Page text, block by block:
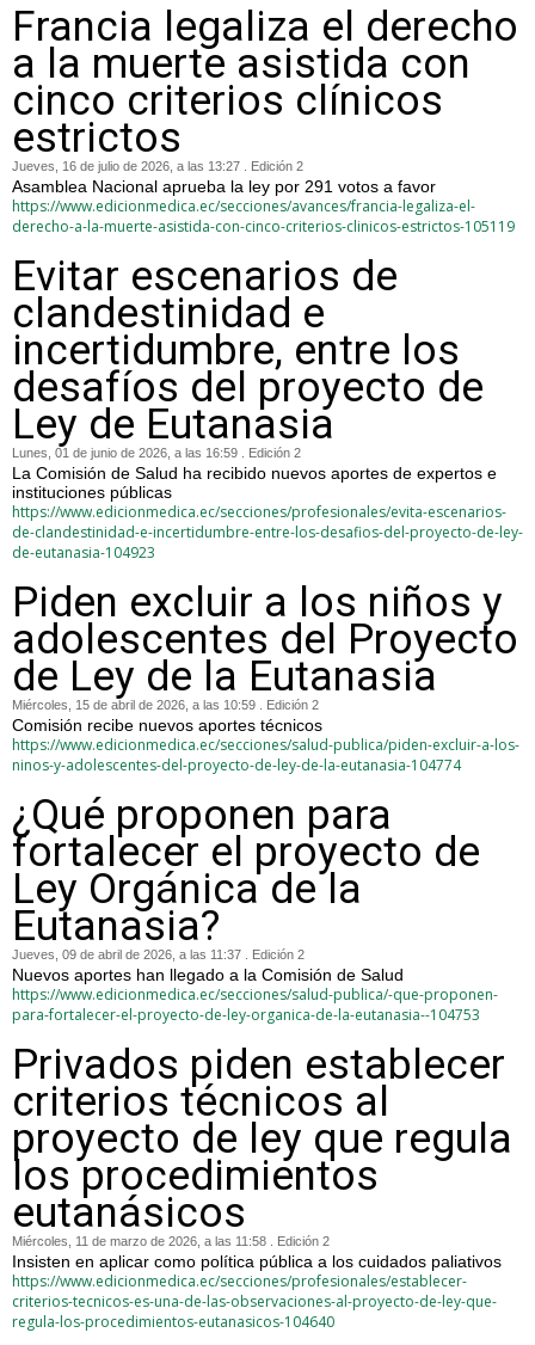
Francia legaliza el derecho
a la muerte asistida con
cinco criterios clínicos
estrictos
Jueves, 16 de julio de 2026, a las 13:27 . Edición 2
Asamblea Nacional aprueba la ley por 291 votos a favor
https://www.edicionmedica.ec/secciones/avances/francia-legaliza-el-
derecho-a-la-muerte-asistida-con-cinco-criterios-clinicos-estrictos-105119
Evitar escenarios de
clandestinidad e
incertidumbre, entre los
desafíos del proyecto de
Ley de Eutanasia
Lunes, 01 de junio de 2026, a las 16:59 . Edición 2
La Comisión de Salud ha recibido nuevos aportes de expertos e
instituciones públicas
https://www.edicionmedica.ec/secciones/profesionales/evita-escenarios-
de-clandestinidad-e-incertidumbre-entre-los-desafios-del-proyecto-de-ley-
de-eutanasia-104923
Piden excluir a los niños y
adolescentes del Proyecto
de Ley de la Eutanasia
Miércoles, 15 de abril de 2026, a las 10:59 . Edición 2
Comisión recibe nuevos aportes técnicos
https://www.edicionmedica.ec/secciones/salud-publica/piden-excluir-a-los-
ninos-y-adolescentes-del-proyecto-de-ley-de-la-eutanasia-104774
¿Qué proponen para
fortalecer el proyecto de
Ley Orgánica de la
Eutanasia?
Jueves, 09 de abril de 2026, a las 11:37 . Edición 2
Nuevos aportes han llegado a la Comisión de Salud
https://www.edicionmedica.ec/secciones/salud-publica/-que-proponen-
para-fortalecer-el-proyecto-de-ley-organica-de-la-eutanasia--104753
Privados piden establecer
criterios técnicos al
proyecto de ley que regula
los procedimientos
eutanásicos
Miércoles, 11 de marzo de 2026, a las 11:58 . Edición 2
Insisten en aplicar como política pública a los cuidados paliativos
https://www.edicionmedica.ec/secciones/profesionales/establecer-
criterios-tecnicos-es-una-de-las-observaciones-al-proyecto-de-ley-que-
regula-los-procedimientos-eutanasicos-104640